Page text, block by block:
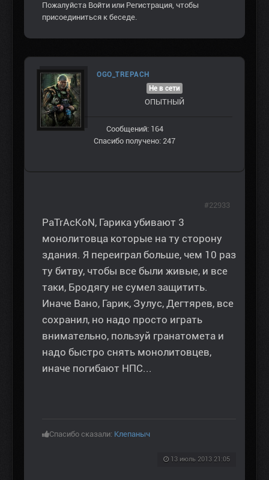
Пожалуйста Войти или Регистрация, чтобы
присоединиться к беседе.
OGO_TREPACH
Не в сети
ОПЫТНЫЙ
Сообщений: 164
Спасибо получено: 247
PaTrAcKoN, Гарика убивают 3
монолитовца которые на ту сторону
здания. Я переиграл больше, чем 10 раз
ту битву, чтобы все были живые, и все
таки, Бродягу не сумел защитить.
Иначе Вано, Гарик, Зулус, Дегтярев, все
сохранил, но надо просто играть
внимательно, пользуй гранатомета и
надо быстро снять монолитовцев,
иначе погибают НПС...
Спасибо сказали: Клепаныч
13 июль 2013 21:05
#22933